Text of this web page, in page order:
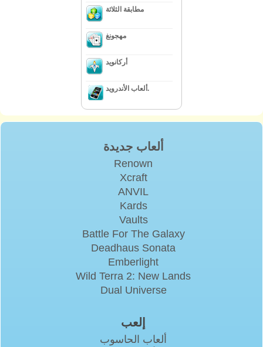
مطابقة الثلاثة
مهجونغ
أركانويد
ألعاب الأندرويد.
ألعاب جديدة
Renown
Xcraft
ANVIL
Kards
Vaults
Battle For The Galaxy
Deadhaus Sonata
Emberlight
Wild Terra 2: New Lands
Dual Universe
إلعب
ألعاب الحاسوب